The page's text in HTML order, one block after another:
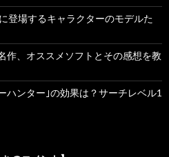
登場するキャラクターのモデルた
作、オススメソフトとその感想を教
ハンター｣の効果は？サーチレベル1